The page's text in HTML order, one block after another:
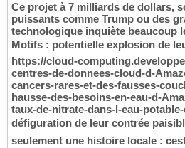
Ce projet à 7 milliards de dollars,
puissants comme Trump ou des
technologique inquiète beaucoup
Motifs : potentielle explosion de
https://cloud-
centres-de-donnees-cloud-d-
cancers-rares-et-des-fausses-
hausse-des-besoins-en-eau-d-
taux-de-nitrate-dans-l-eau-
défiguration de leur contrée
seulement une histoire locale :